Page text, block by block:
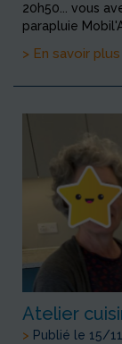
20h50... vous
parapluie
> En savoir plus
Atelier
> Publié le 15/